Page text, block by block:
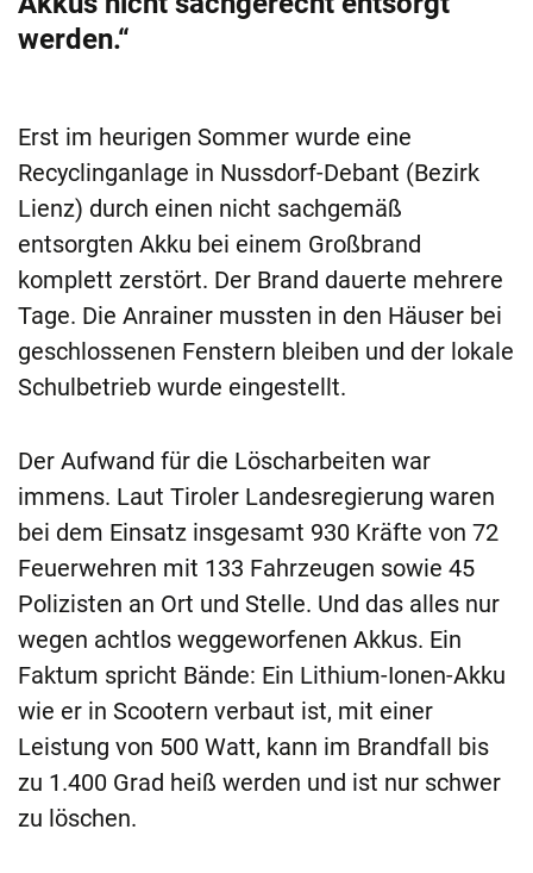
werden.“
Erst im heurigen Sommer wurde eine
Recyclinganlage in Nussdorf-Debant (Bezirk
Lienz) durch einen nicht sachgemäß
entsorgten Akku bei einem Großbrand
komplett zerstört. Der Brand dauerte mehrere
Tage. Die Anrainer mussten in den Häuser bei
geschlossenen Fenstern bleiben und der lokale
Schulbetrieb wurde eingestellt.
Der Aufwand für die Löscharbeiten war
immens. Laut Tiroler Landesregierung waren
bei dem Einsatz insgesamt 930 Kräfte von 72
Feuerwehren mit 133 Fahrzeugen sowie 45
Polizisten an Ort und Stelle. Und das alles nur
wegen achtlos weggeworfenen Akkus. Ein
Faktum spricht Bände: Ein Lithium-Ionen-Akku
wie er in Scootern verbaut ist, mit einer
Leistung von 500 Watt, kann im Brandfall bis
zu 1.400 Grad heiß werden und ist nur schwer
zu löschen.